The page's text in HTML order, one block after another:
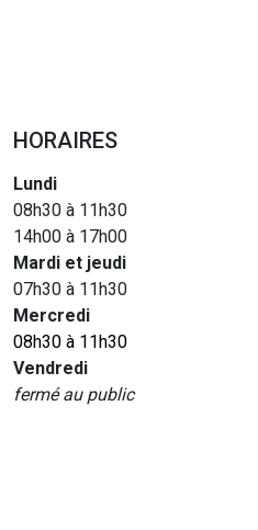
HORAIRES
Lundi
08h30 à 11h30
14h00 à 17h00
Mardi et jeudi
07h30 à 11h30
Mercredi
08h30 à 11h30
Vendredi
fermé au public